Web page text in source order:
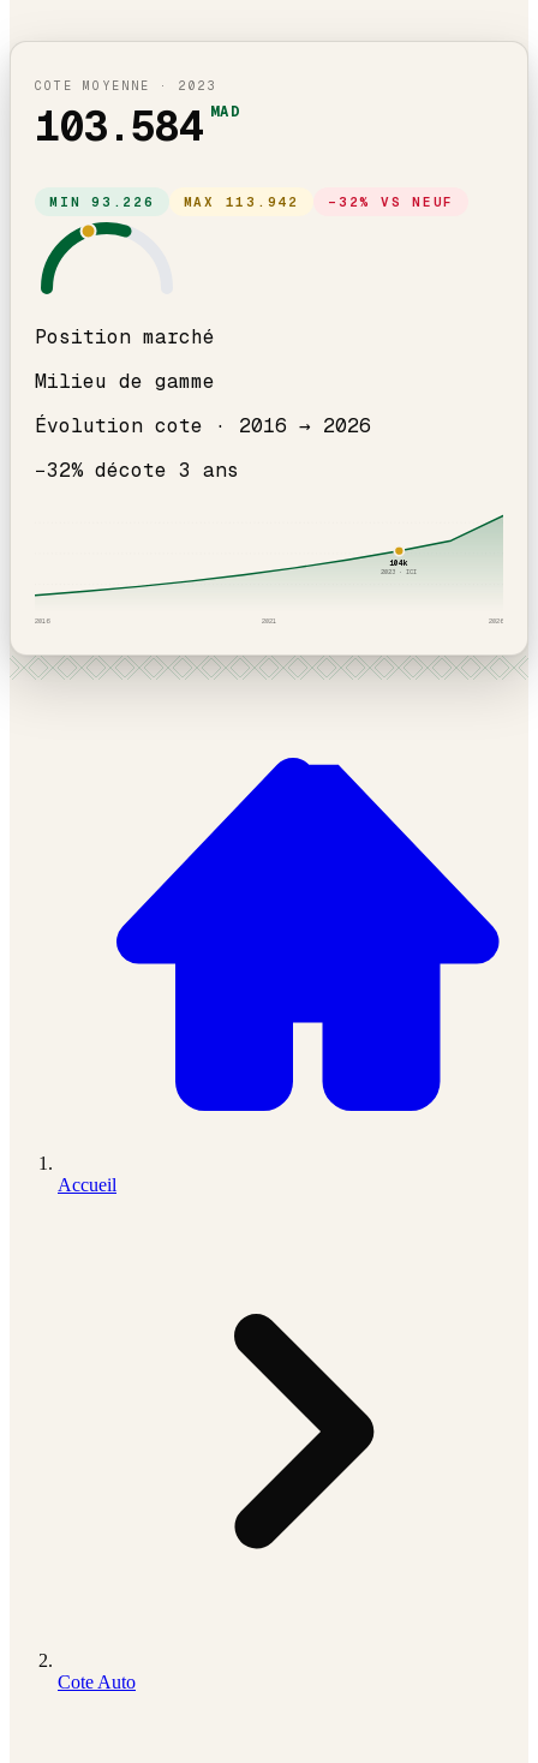
COTE MOYENNE · 2023
103.584 MAD
MIN93.226 MAX 113.942 − 32% VS NEUF
Position marché
Milieu de gamme
Évolution cote · 2016 → 2026
−32% décote 3 ans
104k
2023 · ICI
2016 2021 2026
Accueil
Cote Auto